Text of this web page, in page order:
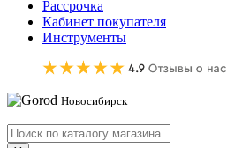
Рассрочка
Кабинет покупателя
Инструменты
Новосибирск